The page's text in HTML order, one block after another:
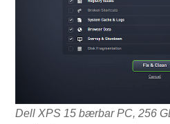
Dell XPS 15 bærbar PC, 256